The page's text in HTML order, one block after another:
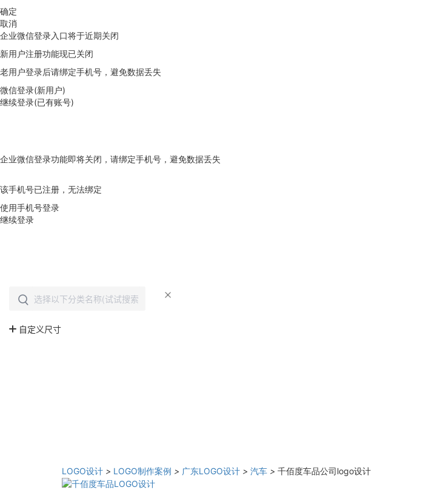
确定
取消
企业微信登录入口将于近期关闭
新用户注册功能现已关闭
老用户登录后请绑定手机号，避免数据丢失
微信登录(新用户)
继续登录(已有账号)
企业微信登录功能即将关闭，请绑定手机号，避免数据丢失
该手机号已注册，无法绑定
使用手机号登录
继续登录
LOGO设计 > LOGO制作案例 > 广东LOGO设计 > 汽车 > 千佰度车品公司logo设计